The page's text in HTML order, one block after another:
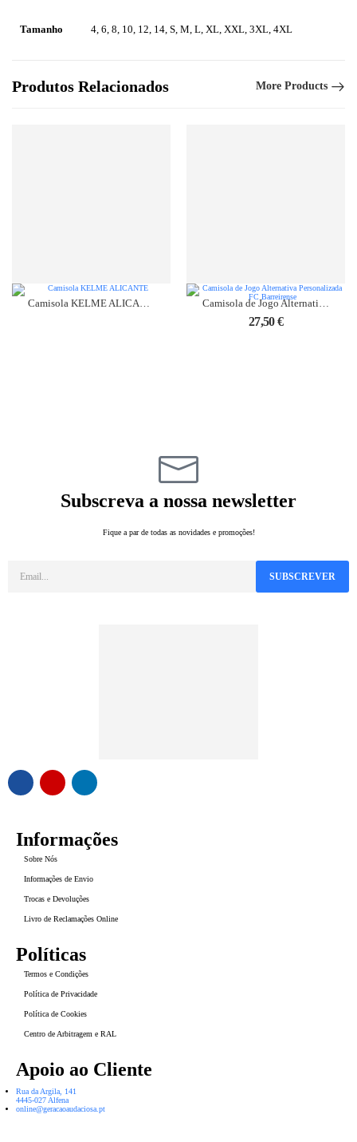
Tamanho 4, 6, 8, 10, 12, 14, S, M, L, XL, XXL, 3XL, 4XL
Produtos Relacionados More Products
Camisola KELME ALICANTE Camisola de Jogo Alternativa Personalizada FC Barreirense
27,50€
Informações
Sobre Nós
Informações de Envio
Trocas e Devoluções
Livro de Reclamações Online
Políticas
Termos e Condições
Política de Privacidade
Política de Cookies
Centro de Arbitragem e RAL
Apoio ao Cliente
Rua da Argila, 141
4445-027 Alfena
online@geracaoaudaciosa.pt
Subscreva a nossa newsletter
Fique a par de todas as novidades e promoções!
SUBSCREVER